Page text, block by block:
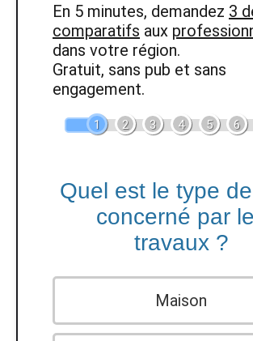
En 5 minutes, demandez 3
comparatifs aux
dans votre région.
Gratuit, sans pub et sans
engagement.
1 2 3 4 5 6
Quel est le type
concerné par
travaux ?
Maison